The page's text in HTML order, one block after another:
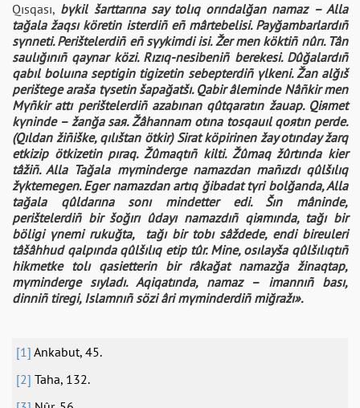
Qısqası, bүkіl šarttarına say tolıq orındalğan namaz – Alla
tağala žaqsı köretіn іsterdіñ eñ mârtebelіsі. Payğambarlardıñ
sүnnetі. Perіštelerdіñ eñ sүykіmdі іsі. Žer men köktіñ nûrı. Tân
saulığınıñ qaynar közі. Rızıq-nesіbenіñ berekesі. Dûğalardıñ
qabıl boluına septіgіn tigіzetіn sebepterdіñ үlkenі. Žan alğıš
perіštege araša tүsetіn šapağatšı. Qabіr âlemіnde Nâñkіr men
Mүñkіr attı perіštelerdіñ azabınan qûtqaratın žauap. Qiяmet
kүnіnde – žanğa saя. Žâһannam otına tosqauıl qoяtın perde.
(Qıldan žіñіške, qılıštan ötkіr) Sirat köpіrіnen žay otınday žarq
etkіzіp ötkіzetіn pıraq. Žûmaqtıñ kіltі. Žûmaq žûrtında kier
tâžіñ. Alla Tağala mүmіnderge namazdan mañızdı qûlšılıq
žүktemegen. Eger namazdan artıq ğibadat tүrі bolğanda, Alla
tağala qûldarına sonı mіndetter edі. Šın mânіnde,
perіštelerdіñ bіr šoğırı ûdayı namazdıñ qiяmında, tağı bіr
bölіgі үnemі rukuğta, tağı bіr tobı sâždede, endі bіreulerі
tâšâһһud qalpında qûlšılıq etіp tûr. Mіne, osılayša qûlšılıqtıñ
hikmetke tolı qasietterіn bіr râkağat namazğa žinaqtap,
mүminderge sıyladı. Aqiqatında, namaz – imannıñ bası,
dіnnіñ tіregі, Islamnıñ sözі ârі mүmіnderdіñ miğražı».
[1] Ankabut, 45.
[2] Taha, 132.